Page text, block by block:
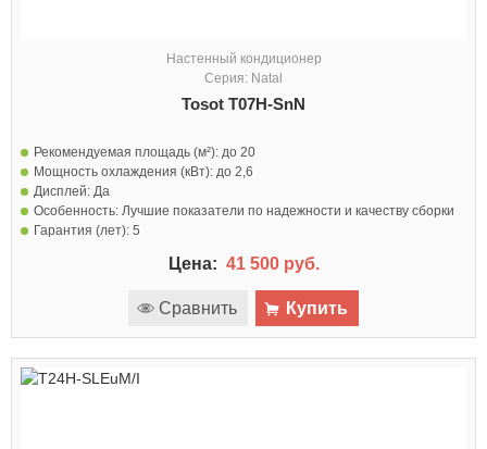
Настенный кондиционер
Серия: Natal
Tosot T07H-SnN
Рекомендуемая площадь (м²): до 20
Мощность охлаждения (кВт): до 2,6
Дисплей: Да
Особенность: Лучшие показатели по надежности и качеству сборки
Гарантия (лет): 5
Цена: 41 500 руб.
Сравнить Купить